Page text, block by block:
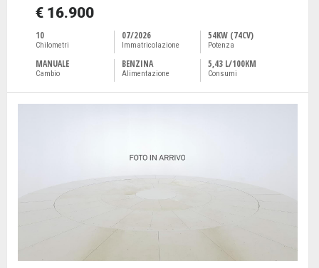
€ 16.900
10
Chilometri
07/2026
Immatricolazione
54KW (74CV)
Potenza
MANUALE
Cambio
BENZINA
Alimentazione
5,43 L/100KM
Consumi